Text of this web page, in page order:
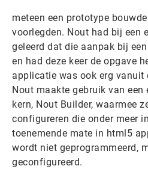
meteen een prototype
voorlegden. Nout had bij een
geleerd dat die aanpak bij
en had deze keer de opgave
applicatie was ook erg vanuit
Nout maakte gebruik van een
kern, Nout Builder, waarmee
configureren die onder meer
toenemende mate in html5
wordt niet geprogrammeerd,
geconfigureerd.